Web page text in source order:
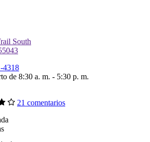
South
4318
de 8:30 a. m. - 5:30 p. m.
21 comentarios